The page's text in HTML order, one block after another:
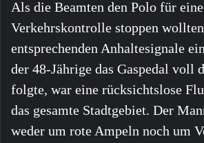
Als die Beamten den Polo für eine
Verkehrskontrolle stoppen
entsprechenden Anhaltesignale
der 48-Jährige das Gaspedal voll
folgte, war eine rücksichtslose
das gesamte Stadtgebiet. Der
weder um rote Ampeln noch um